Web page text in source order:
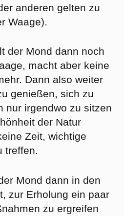
anderen gelten zu
Waage).
der Mond dann noch
macht aber keine
Dann also weiter
genießen, sich zu
nur irgendwo zu sitzen
der Natur
Zeit, wichtige
treffen.
Mond dann in den
zur Erholung ein paar
zu ergreifen